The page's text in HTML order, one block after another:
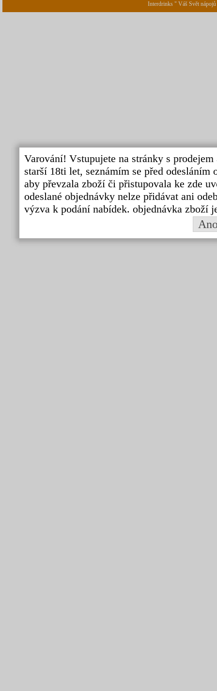
Interdrinks " Váš Svět
Varování! Vstupujete na stránky s
starší 18ti let, seznámím se před
aby převzala zboží či přistupovala ke zde
odeslané objednávky nelze přidávat ani
výzva k podání nabídek. objednávka zboží